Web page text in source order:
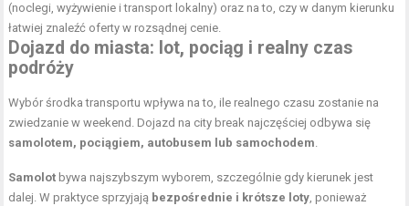
(noclegi, wyżywienie i transport lokalny) oraz na to, czy w danym kierunku
łatwiej znaleźć oferty w rozsądnej cenie.
Dojazd do miasta: lot, pociąg i realny czas
podróży
Wybór środka transportu wpływa na to, ile realnego czasu zostanie na
zwiedzanie w weekend. Dojazd na city break najczęściej odbywa się
samolotem, pociągiem, autobusem lub samochodem.
Samolot bywa najszybszym wyborem, szczególnie gdy kierunek jest
dalej. W praktyce sprzyjają bezpośrednie i krótsze loty, ponieważ